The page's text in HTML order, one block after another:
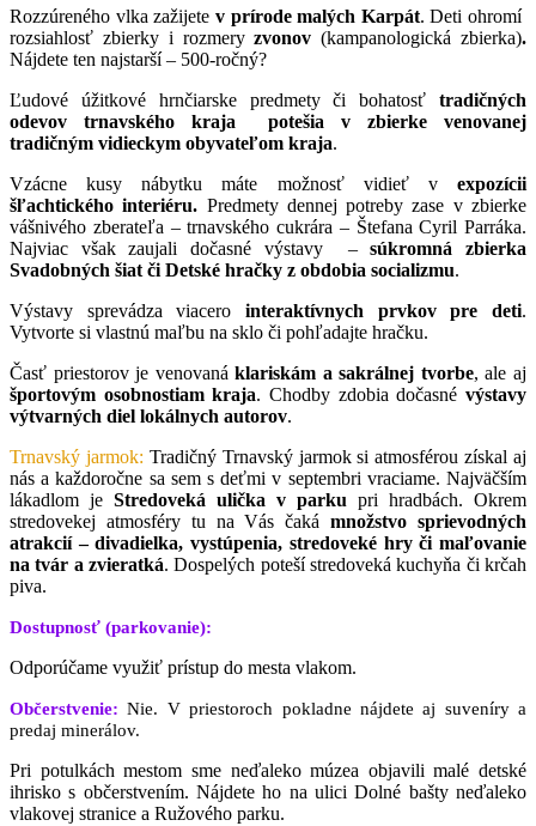
Rozzúreného vlka zažijete v prírode malých Karpát. Deti ohromí
rozsiahlosť zbierky i rozmeryzvonov(kampanologická zbierka).
Nájdete ten najstarší – 500-ročný?
Ľudové úžitkové hrnčiarske predmety či bohatosť tradičných
odevov trnavského kraja potešia v zbierke venovanej
tradičným vidieckym obyvateľom kraja.
Vzácne kusy nábytku máte možnosť vidieť v expozícii
šľachtického interiéru. Predmety dennej potreby zase v zbierke
vášnivého zberateľa – trnavského cukrára – Štefana Cyril Parráka.
Najviac však zaujali dočasné výstavy –súkromná zbierka
Svadobných šiat či Detské hračky z obdobia socializmu.
Výstavy sprevádza viacero interaktívnych prvkov pre deti.
Vytvorte si vlastnú maľbu na sklo či pohľadajte hračku.
Časť priestorov je venovanáklariskám a sakrálnej tvorbe, ale aj
športovým osobnostiam kraja. Chodby zdobia dočasnévýstavy
výtvarných diel lokálnych autorov.
Trnavský jarmok: Tradičný Trnavský jarmok si atmosférou získal aj
nás a každoročne sa sem s deťmi v septembri vraciame. Najväčším
lákadlom je Stredoveká ulička v parku pri hradbách. Okrem
stredovekej atmosféry tu na Vás čakámnožstvo sprievodných
atrakcií – divadielka, vystúpenia, stredoveké hry či maľovanie
na tvár a zvieratká. Dospelých poteší stredoveká kuchyňa či krčah
piva.
Dostupnosť (parkovanie):
Odporúčame využiť prístup do mesta vlakom.
Občerstvenie:Nie. V priestoroch pokladne nájdete aj suveníry a
predaj minerálov.
Pri potulkách mestom sme neďaleko múzea objavili malé detské
ihrisko s občerstvením. Nájdete ho na ulici Dolné bašty neďaleko
vlakovej stranice a Ružového parku.